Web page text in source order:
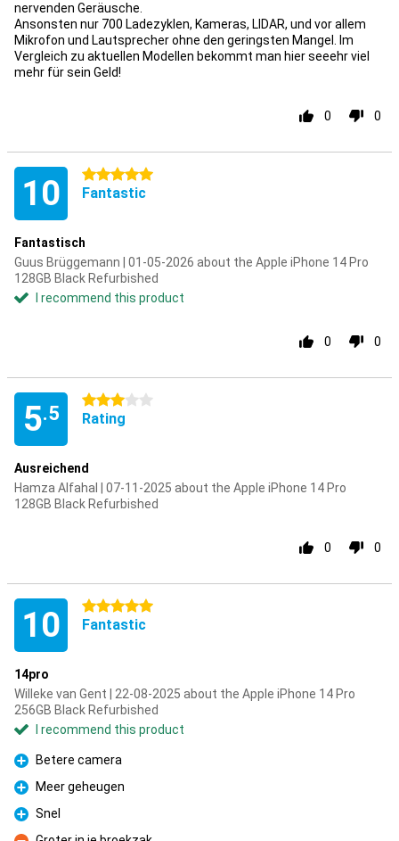
nervenden Geräusche.
Ansonsten nur 700 Ladezyklen, Kameras, LIDAR, und vor allem
Mikrofon und Lautsprecher ohne den geringsten Mangel. Im
Vergleich zu aktuellen Modellen bekommt man hier seeehr viel
mehr für sein Geld!
0 0
10 5 stars
Fantastic
Fantastisch
Guus Brüggemann | 01-05-2026 about the Apple iPhone 14 Pro
128GB Black Refurbished
I recommend this product
0 0
5.5
3 stars
Rating
Ausreichend
Hamza Alfahal | 07-11-2025 about the Apple iPhone 14 Pro
128GB Black Refurbished
0 0
10 5 stars
Fantastic
14pro
Willeke van Gent | 22-08-2025 about the Apple iPhone 14 Pro
256GB Black Refurbished
I recommend this product
Pro
Betere camera
Pro
Meer geheugen
Pro
Snel